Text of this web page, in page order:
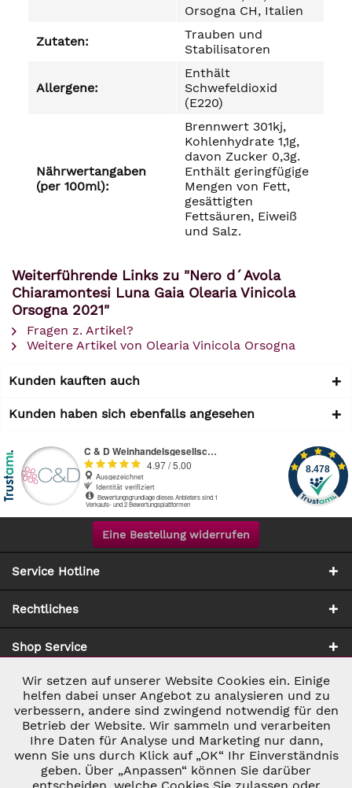
Orsogna CH, Italien
Zutaten:
Trauben und
Stabilisatoren
Allergene:
Enthält
Schwefeldioxid
(E220)
Nährwertangaben
(per 100ml):
Brennwert 301kj,
Kohlenhydrate 1,1g,
davon Zucker 0,3g.
Enthält geringfügige
Mengen von Fett,
gesättigten
Fettsäuren, Eiweiß
und Salz.
Weiterführende Links zu "Nero d´Avola
Chiaramontesi Luna Gaia Olearia Vinicola
Orsogna 2021"
Fragen z. Artikel?
Weitere Artikel von Olearia Vinicola Orsogna
Kunden kauften auch
Kunden haben sich ebenfalls angesehen
Eine Bestellung widerrufen
Service Hotline
Rechtliches
Shop Service
Zahlung & Versand
Notwendig Aktiv
Marketing Inaktiv
Tracking Inaktiv
Wir setzen auf unserer Website Cookies ein. Einige
helfen dabei unser Angebot zu analysieren und zu
verbessern, andere sind zwingend notwendig für den
Betrieb der Website. Wir sammeln und verarbeiten
Ihre Daten für Analyse und Marketing nur dann,
wenn Sie uns durch Klick auf „OK“ Ihr Einverständnis
geben. Über „Anpassen“ können Sie darüber